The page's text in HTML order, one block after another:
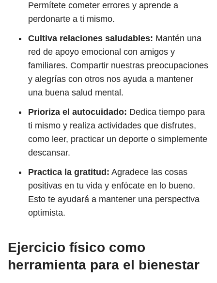
Permítete cometer errores y aprende a
perdonarte a ti mismo.
Cultiva relaciones saludables: Mantén una
red de apoyo emocional con amigos y
familiares. Compartir nuestras preocupaciones
y alegrías con otros nos ayuda a mantener
una buena salud mental.
Prioriza el autocuidado: Dedica tiempo para
ti mismo y realiza actividades que disfrutes,
como leer, practicar un deporte o simplemente
descansar.
Practica la gratitud: Agradece las cosas
positivas en tu vida y enfócate en lo bueno.
Esto te ayudará a mantener una perspectiva
optimista.
Ejercicio físico como
herramienta para el bienestar